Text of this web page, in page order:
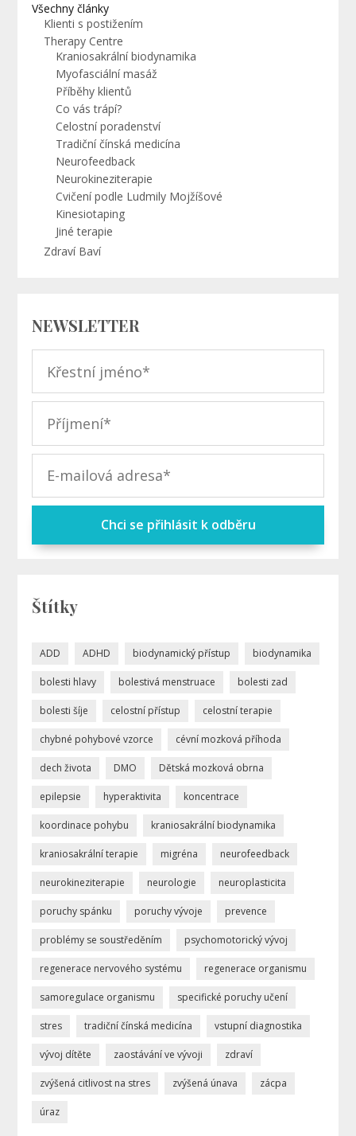
Všechny články
Klienti s postižením
Therapy Centre
Kraniosakrální biodynamika
Myofasciální masáž
Příběhy klientů
Co vás trápí?
Celostní poradenství
Tradiční čínská medicína
Neurofeedback
Neurokineziterapie
Cvičení podle Ludmily Mojžíšové
Kinesiotaping
Jiné terapie
Zdraví Baví
NEWSLETTER
Chci se přihlásit k odběru
Štítky
ADD ADHD biodynamický přístup biodynamika
bolesti hlavy bolestivá menstruace bolesti zad
bolesti šíje celostní přístup celostní terapie
chybné pohybové vzorce cévní mozková příhoda
dech života DMO Dětská mozková obrna
epilepsie hyperaktivita koncentrace
koordinace pohybu kraniosakrální biodynamika
kraniosakrální terapie migréna neurofeedback
neurokineziterapie neurologie neuroplasticita
poruchy spánku poruchy vývoje prevence
problémy se soustředěním psychomotorický vývoj
regenerace nervového systému regenerace organismu
samoregulace organismu specifické poruchy učení
stres tradiční čínská medicína vstupní diagnostika
vývoj dítěte zaostávání ve vývoji zdraví
zvýšená citlivost na stres zvýšená únava zácpa
úraz